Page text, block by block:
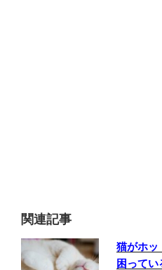
関連記事
猫がホッ
困って